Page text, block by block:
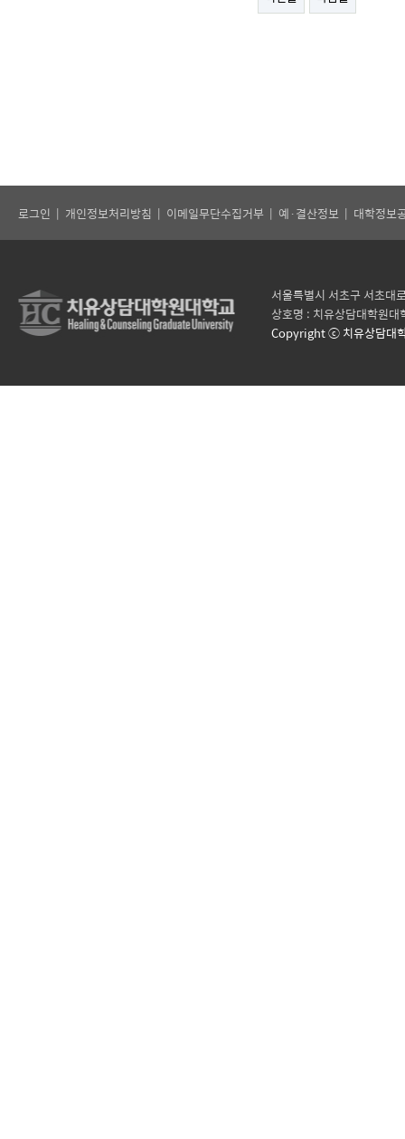
로그인 | 개인정보처리방침 | 이메일무단수집거부 | 예·결산정보 | 대학정보
서울특별시 서초구 서
상호명 : 치유상담대학원
Copyright ⓒ 치유상담대